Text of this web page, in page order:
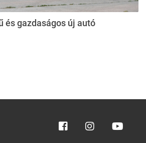
és gazdaságos új autó